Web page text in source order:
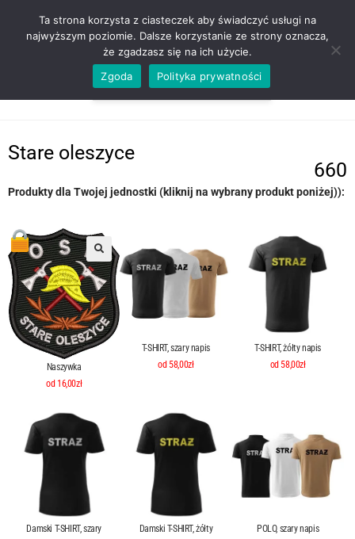
ZADZWOŃ TEL. 600 352 938
Stare oleszyce
660
Produkty dla Twojej jednostki (kliknij na wybrany produkt poniżej)):
Naszywka
od 16,00zł
T-SHIRT, szary napis
od 58,00zł
T-SHIRT, żółty napis
od 58,00zł
Damski T-SHIRT, szary
Damski T-SHIRT, żółty
POLO, szary napis
Ta strona korzysta z ciasteczek aby świadczyć usługi na
najwyższym poziomie. Dalsze korzystanie ze strony oznacza,
że zgadzasz się na ich użycie.
Zgoda
Polityka prywatności